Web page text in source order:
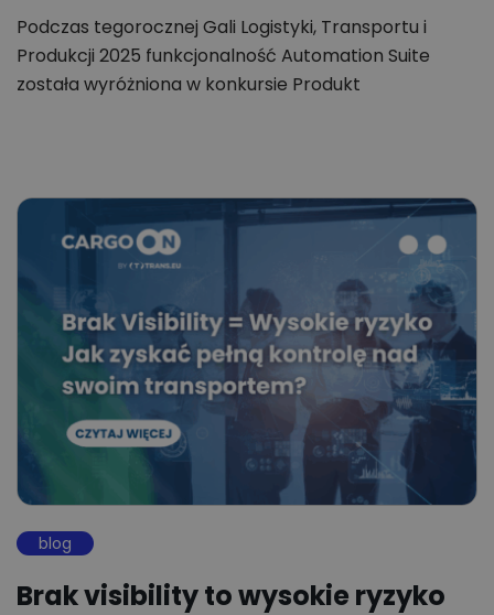
Podczas tegorocznej Gali Logistyki, Transportu i
Produkcji 2025 funkcjonalność Automation Suite
została wyróżniona w konkursie Produkt
blog
Brak visibility to wysokie ryzyko